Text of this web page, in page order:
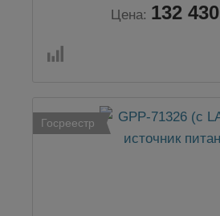
Цена: 132 430
Госреестр